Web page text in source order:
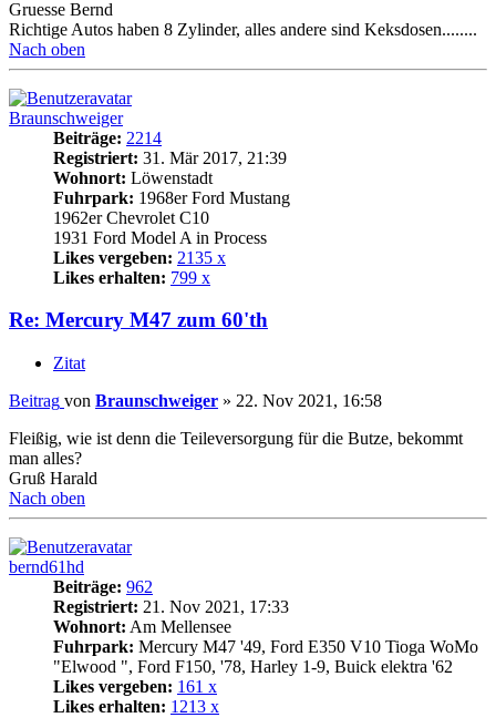
Gruesse Bernd
Richtige Autos haben 8 Zylinder, alles andere sind Keksdosen........
Nach oben
Braunschweiger
Beiträge: 2214
Registriert: 31. Mär 2017, 21:39
Wohnort: Löwenstadt
Fuhrpark: 1968er Ford Mustang
1962er Chevrolet C10
1931 Ford Model A in Process
Likes vergeben: 2135 x
Likes erhalten: 799 x
Re: Mercury M47 zum 60'th
Zitat
Beitrag von Braunschweiger » 22. Nov 2021, 16:58
Fleißig, wie ist denn die Teileversorgung für die Butze, bekommt
man alles?
Gruß Harald
Nach oben
bernd61hd
Beiträge: 962
Registriert: 21. Nov 2021, 17:33
Wohnort: Am Mellensee
Fuhrpark: Mercury M47 '49, Ford E350 V10 Tioga WoMo
"Elwood ", Ford F150, '78, Harley 1-9, Buick elektra '62
Likes vergeben: 161 x
Likes erhalten: 1213 x